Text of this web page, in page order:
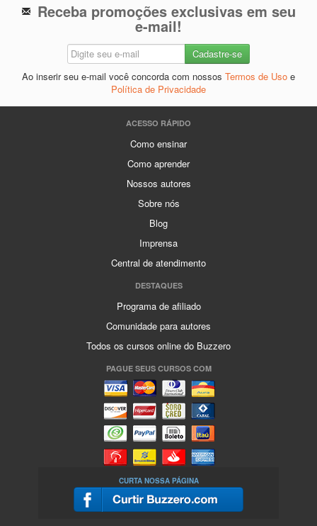
Receba promoções exclusivas em seu
e-mail!
Ao inserir seu e-mail você concorda com nossos Termos de Uso e
Política de Privacidade
ACESSO RÁPIDO
Como ensinar
Como aprender
Nossos autores
Sobre nós
Blog
Imprensa
Central de atendimento
DESTAQUES
Programa de afiliado
Comunidade para autores
Todos os cursos online do Buzzero
PAGUE SEUS CURSOS COM
CURTA NOSSA PÁGINA